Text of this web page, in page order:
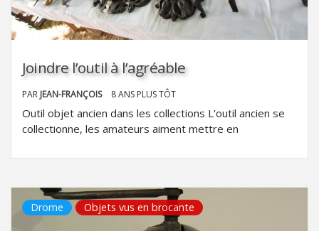
Joindre l’outil à l’agréable
PAR JEAN-FRANÇOIS 8 ANS PLUS TÔT
Outil objet ancien dans les collections L’outil ancien se
collectionne, les amateurs aiment mettre en
Drome Objets vus en brocante